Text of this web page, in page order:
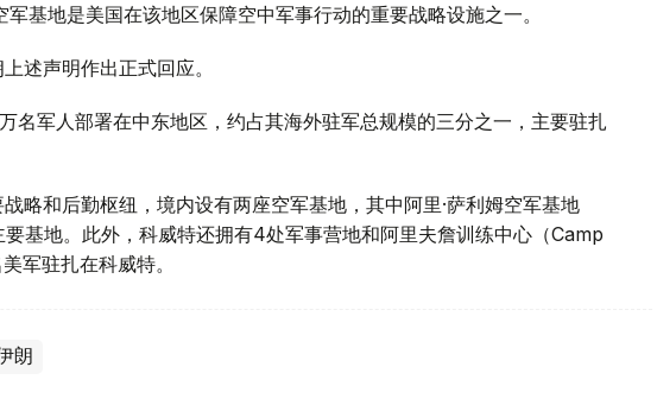
基地是美国在该地区保障空中军事行动的重要战略设施之一。
述声明作出正式回应。
名军人部署在中东地区，约占其海外驻军总规模的三分之一，主要驻扎
略和后勤枢纽，境内设有两座空军基地，其中阿里·萨利姆空军基地
基地。此外，科威特还拥有4处军事营地和阿里夫詹训练中心（Camp
军驻扎在科威特。
朗